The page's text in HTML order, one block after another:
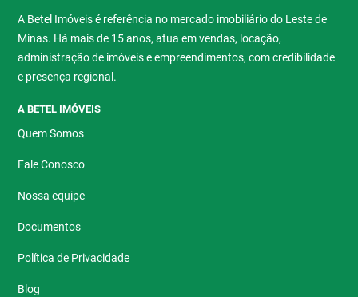
A Betel Imóveis é referência no mercado imobiliário do Leste de
Minas. Há mais de 15 anos, atua em vendas, locação,
administração de imóveis e empreendimentos, com credibilidade
e presença regional.
A BETEL IMÓVEIS
Quem Somos
Fale Conosco
Nossa equipe
Documentos
Política de Privacidade
Blog